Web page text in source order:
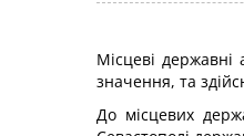
Місцеві
значення, та
До місцевих